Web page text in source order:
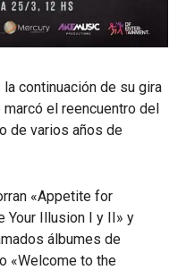
continuación de su gira
el reencuentro del
de varios años de
«Appetite for
Your Illusion I y II» y
álbumes de
«Welcome to the